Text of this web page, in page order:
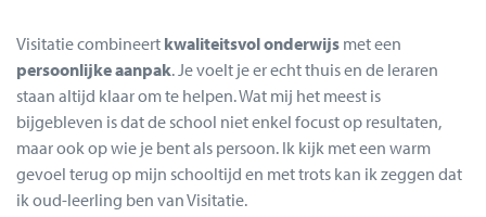
Visitatie combineert kwaliteitsvol onderwijs met een
persoonlijke aanpak. Je voelt je er echt thuis en de leraren
staan altijd klaar om te helpen. Wat mij het meest is
bijgebleven is dat de school niet enkel focust op resultaten,
maar ook op wie je bent als persoon. Ik kijk met een warm
gevoel terug op mijn schooltijd en met trots kan ik zeggen dat
ik oud-leerling ben van Visitatie.